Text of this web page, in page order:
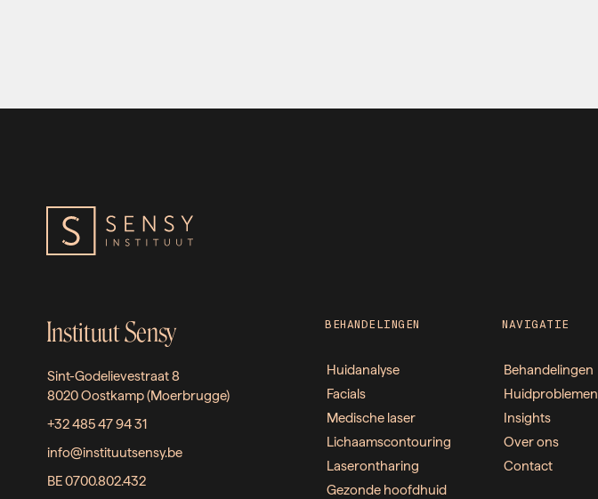
Instituut Sensy
Sint-Godelievestraat 8
8020 Oostkamp (Moerbrugge)
+32 485 47 94 31
info@instituutsensy.be
BE 0700.802.432
BEHANDELINGEN
Huidanalyse
Facials
Medische laser
Lichaamscontouring
Laserontharing
Gezonde hoofdhuid
NAVIGATIE
Behandelingen
Huidproblemen
Insights
Over ons
Contact